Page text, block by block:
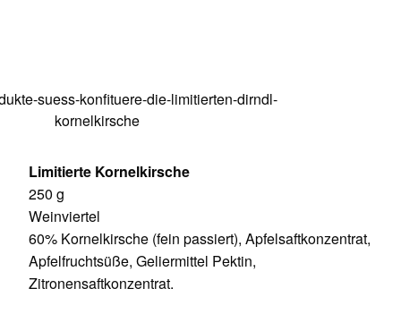
Limitierte Kornelkirsche
250 g
Weinviertel
60% Kornelkirsche (fein passiert), Apfelsaftkonzentrat,
Apfelfruchtsüße, Geliermittel Pektin,
Zitronensaftkonzentrat.